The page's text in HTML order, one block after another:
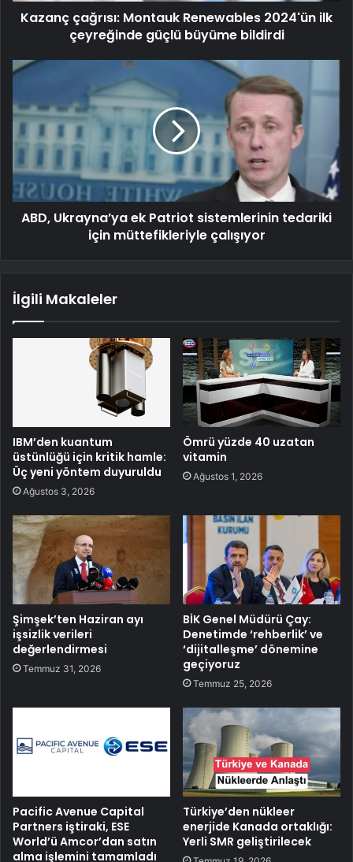
Kazanç çağrısı: Montauk Renewables 2024'ün ilk
çeyreğinde güçlü büyüme bildirdi
ABD, Ukrayna’ya ek Patriot sistemlerinin tedariki
için müttefikleriyle çalışıyor
İlgili Makaleler
IBM’den kuantum
üstünlüğü için kritik hamle:
Üç yeni yöntem duyuruldu
Ağustos 3, 2026
Ömrü yüzde 40 uzatan
vitamin
Ağustos 1, 2026
Şimşek’ten Haziran ayı
işsizlik verileri
değerlendirmesi
Temmuz 31, 2026
BİK Genel Müdürü Çay:
Denetimde ‘rehberlik’ ve
‘dijitalleşme’ dönemine
geçiyoruz
Temmuz 25, 2026
Pacific Avenue Capital
Partners iştiraki, ESE
World’ü Amcor’dan satın
alma işlemini tamamladı
Türkiye’den nükleer
enerjide Kanada ortaklığı:
Yerli SMR geliştirilecek